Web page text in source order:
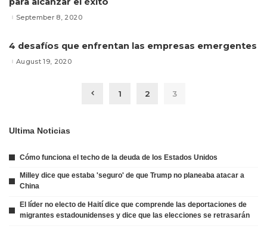
September 8, 2020
4 desafíos que enfrentan las empresas emergentes
August 19, 2020
1 2 3
Ultima Noticias
Cómo funciona el techo de la deuda de los Estados Unidos
Milley dice que estaba 'seguro' de que Trump no planeaba atacar a
China
El líder no electo de Haití dice que comprende las deportaciones de
migrantes estadounidenses y dice que las elecciones se retrasarán